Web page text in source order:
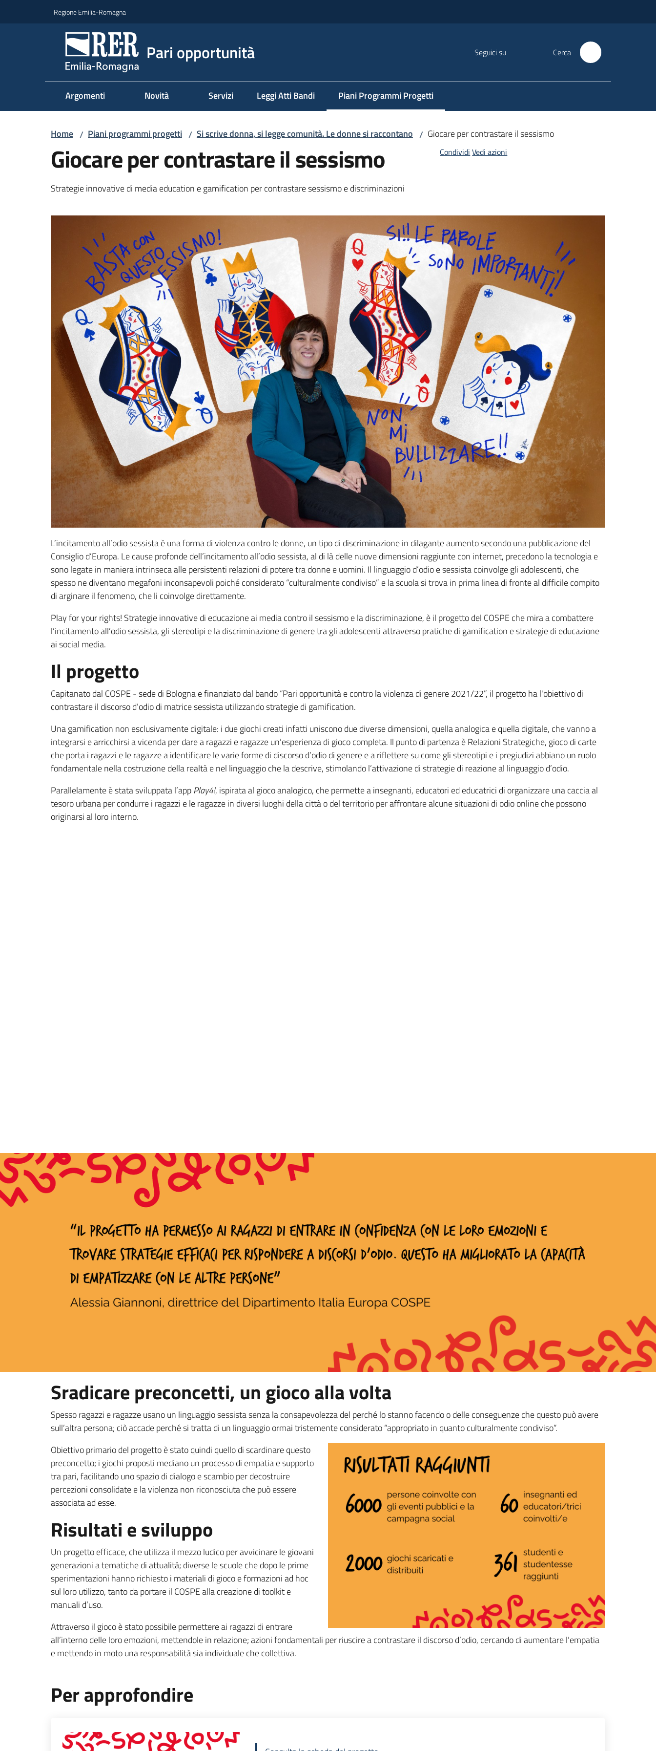
Regione Emilia-Romagna
Pari opportunità Seguici su Cerca
Argomenti Novità Servizi Leggi Atti Bandi Piani Programmi Progetti
Menu selezionato
Home / Piani programmi progetti / Si scrive donna, si legge comunità. Le donne si raccontano / Giocare per contrastare il sessismo
Giocare per contrastare il sessismo
Strategie innovative di media education e gamification per contrastare sessismo e discriminazioni
Condividi Vedi azioni
L’incitamento all’odio sessista è una forma di violenza contro le donne, un tipo di discriminazione in dilagante aumento secondo una pubblicazione del
Consiglio d’Europa. Le cause profonde dell’incitamento all’odio sessista, al di là delle nuove dimensioni raggiunte con internet, precedono la tecnologia e
sono legate in maniera intrinseca alle persistenti relazioni di potere tra donne e uomini. Il linguaggio d’odio e sessista coinvolge gli adolescenti, che
spesso ne diventano megafoni inconsapevoli poiché considerato “culturalmente condiviso” e la scuola si trova in prima linea di fronte al difficile compito
di arginare il fenomeno, che li coinvolge direttamente.
Play for your rights! Strategie innovative di educazione ai media contro il sessismo e la discriminazione, è il progetto del COSPE che mira a combattere
l’incitamento all’odio sessista, gli stereotipi e la discriminazione di genere tra gli adolescenti attraverso pratiche di gamification e strategie di educazione
ai social media.
Il progetto
Capitanato dal COSPE - sede di Bologna e finanziato dal bando “Pari opportunità e contro la violenza di genere 2021/22”, il progetto ha l'obiettivo di
contrastare il discorso d’odio di matrice sessista utilizzando strategie di gamification.
Una gamification non esclusivamente digitale: i due giochi creati infatti uniscono due diverse dimensioni, quella analogica e quella digitale, che vanno a
integrarsi e arricchirsi a vicenda per dare a ragazzi e ragazze un’esperienza di gioco completa. Il punto di partenza è Relazioni Strategiche, gioco di carte
che porta i ragazzi e le ragazze a identificare le varie forme di discorso d’odio di genere e a riflettere su come gli stereotipi e i pregiudizi abbiano un ruolo
fondamentale nella costruzione della realtà e nel linguaggio che la descrive, stimolando l’attivazione di strategie di reazione al linguaggio d’odio.
Parallelamente è stata sviluppata l’appPlay4!, ispirata al gioco analogico, che permette a insegnanti, educatori ed educatrici di organizzare una caccia al
tesoro urbana per condurre i ragazzi e le ragazze in diversi luoghi della città o del territorio per affrontare alcune situazioni di odio online che possono
originarsi al loro interno.
Sradicare preconcetti, un gioco alla volta
Spesso ragazzi e ragazze usano un linguaggio sessista senza la consapevolezza del perché lo stanno facendo o delle conseguenze che questo può avere
sull’altra persona; ciò accade perché si tratta di un linguaggio ormai tristemente considerato “appropriato in quanto culturalmente condiviso”.
Obiettivo primario del progetto è stato quindi quello di scardinare questo
preconcetto; i giochi proposti mediano un processo di empatia e supporto
tra pari, facilitando uno spazio di dialogo e scambio per decostruire
percezioni consolidate e la violenza non riconosciuta che può essere
associata ad esse.
Risultati e sviluppo
Un progetto efficace, che utilizza il mezzo ludico per avvicinare le giovani
generazioni a tematiche di attualità; diverse le scuole che dopo le prime
sperimentazioni hanno richiesto i materiali di gioco e formazioni ad hoc
sul loro utilizzo, tanto da portare il COSPE alla creazione di toolkit e
manuali d’uso.
Attraverso il gioco è stato possibile permettere ai ragazzi di entrare
all’interno delle loro emozioni, mettendole in relazione; azioni fondamentali per riuscire a contrastare il discorso d’odio, cercando di aumentare l’empatia
e mettendo in moto una responsabilità sia individuale che collettiva.
Per approfondire